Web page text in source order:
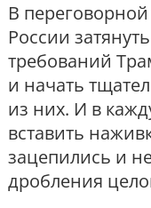
В переговорной
России
требований
и начать
из них. И в
вставить
зацепились и
дробления